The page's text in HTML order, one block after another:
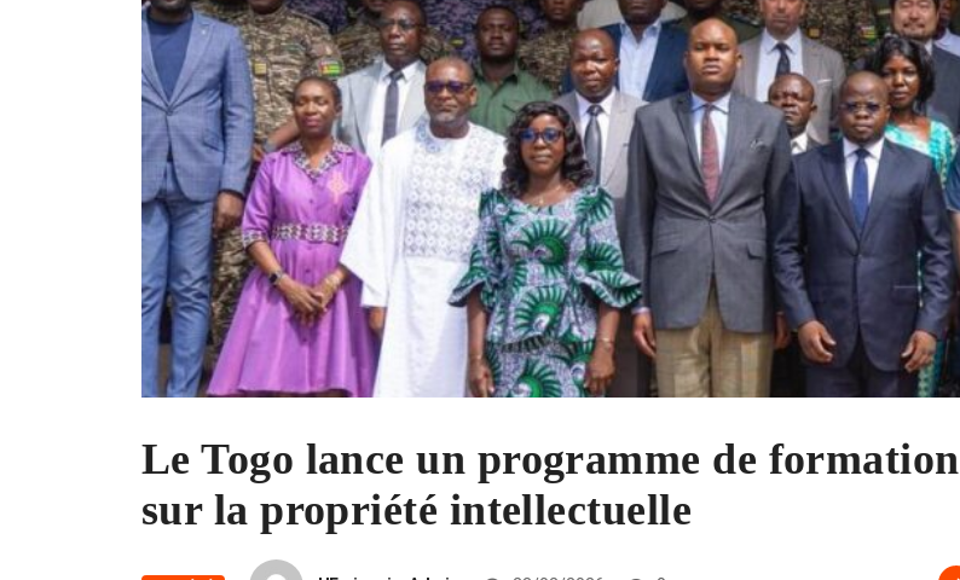
Le Togo lance un programme de formation
sur la propriété intellectuelle